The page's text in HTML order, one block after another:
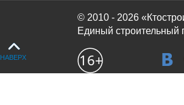
© 2010 - 2026
Единый строительный
НАВЕРХ